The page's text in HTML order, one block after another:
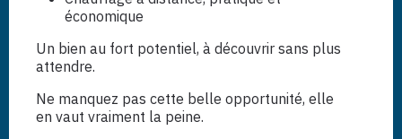
économique
Un bien au fort potentiel, à découvrir sans plus
attendre.
Ne manquez pas cette belle opportunité, elle
en vaut vraiment la peine.